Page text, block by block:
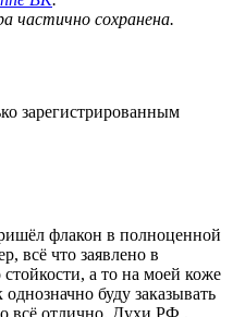
частично сохранена.
зарегистрированным
флакон в полноценной
всё что заявлено в
а то на моей коже
буду заказывать
всё отлично. Духи РФ ,